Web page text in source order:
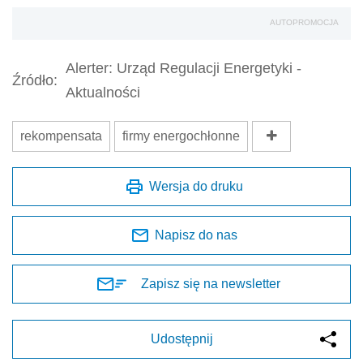
AUTOPROMOCJA
Źródło:
Alerter: Urząd Regulacji Energetyki -
Aktualności
rekompensata firmy energochłonne
Wersja do druku
Napisz do nas
Zapisz się na newsletter
Udostępnij